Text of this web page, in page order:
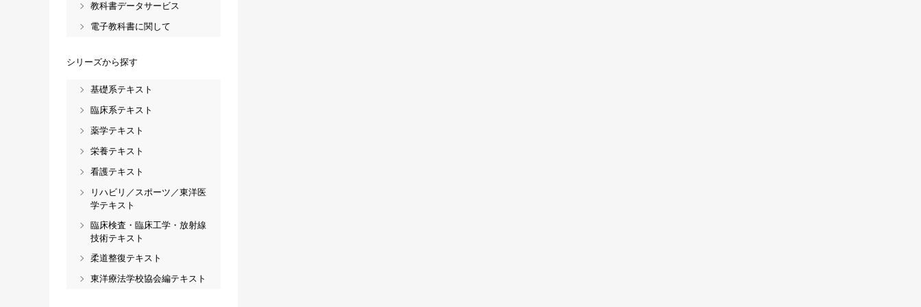
教科書データサービス
電子教科書に関して
シリーズから探す
基礎系テキスト
臨床系テキスト
薬学テキスト
栄養テキスト
看護テキスト
リハビリ／スポーツ／東洋医
学テキスト
臨床検査・臨床工学・放射線
技術テキスト
柔道整復テキスト
東洋療法学校協会編テキスト